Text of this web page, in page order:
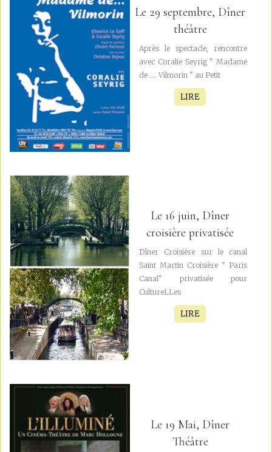
Le 29 septembre, Dîner
théâtre
Après le spectacle, rencontre
avec Coralie Seyrig " Madame
de .... Vilmorin " au Petit
LIRE
Le 16 juin, Dîner
croisière privatisée
Dîner Croisière sur le canal
Saint Martin Croisière " Paris
Canal" privatisée pour
CultureLLes
LIRE
Le 19 Mai, Dîner
Théâtre